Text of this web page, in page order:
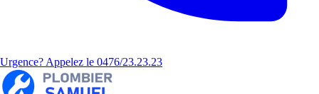
Urgence? Appelez le 0476/23.23.23